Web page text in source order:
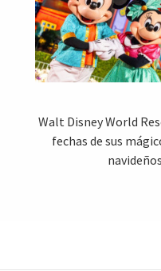
Walt Disney World
fechas de sus
navideños